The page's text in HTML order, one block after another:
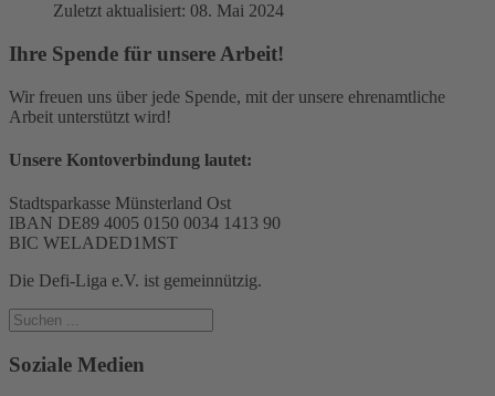
Zuletzt aktualisiert: 08. Mai 2024
Ihre Spende für unsere Arbeit!
Wir freuen uns über jede Spende, mit der unsere ehrenamtliche
Arbeit unterstützt wird!
Unsere Kontoverbindung lautet:
Stadtsparkasse Münsterland Ost
IBAN DE89 4005 0150 0034 1413 90
BIC WELADED1MST
Die Defi-Liga e.V. ist gemeinnützig.
Soziale Medien